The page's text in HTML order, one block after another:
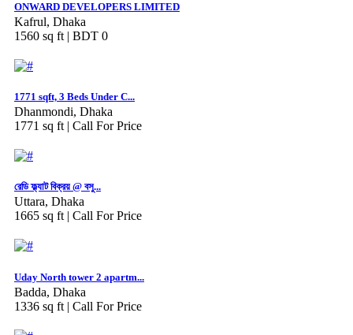
ONWARD DEVELOPERS LIMITED
Kafrul, Dhaka
1560 sq ft | BDT 0
1771 sqft, 3 Beds Under C...
Dhanmondi, Dhaka
1771 sq ft | Call For Price
রেডি ফ্ল্যাট বিক্রয় @ বসু...
Uttara, Dhaka
1665 sq ft | Call For Price
Uday North tower 2 apartm...
Badda, Dhaka
1336 sq ft | Call For Price